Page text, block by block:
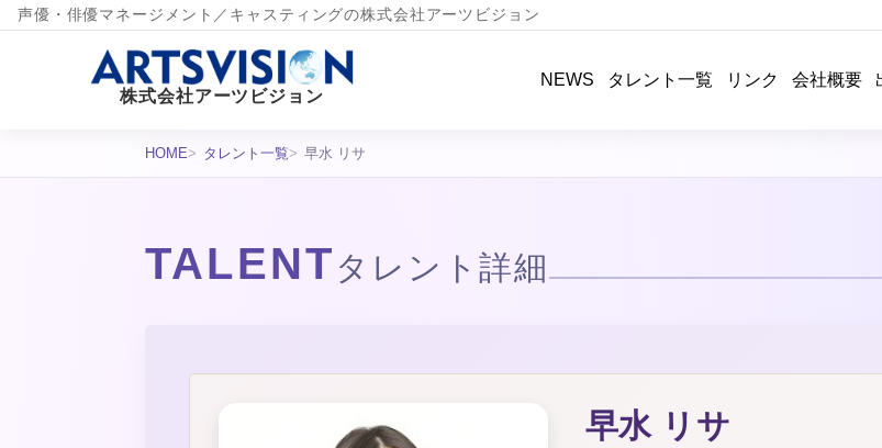
声優・俳優マネージメント／キャスティングの株式会社アーツビジョン
株式会社アーツビジョン
NEWS タレント一覧 リンク 会社概要
HOME タレント一覧 早水 リサ
TALENT タレント詳細
早水 リサ